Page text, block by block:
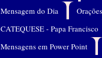
Mensagem do Dia
Orações
CATEQUESE - Papa Francisco
Mensagens em Power Point